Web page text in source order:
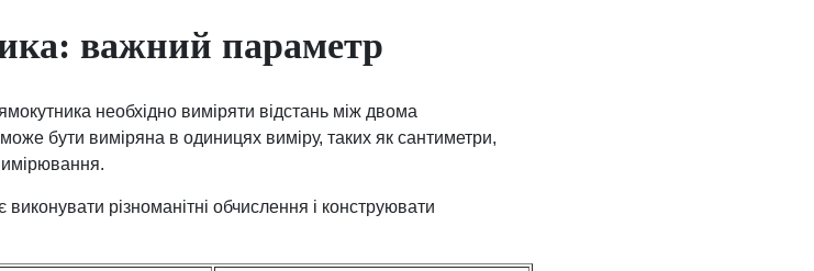
важний параметр
необхідно виміряти відстань між двома
бути виміряна в одиницях виміру, таких як сантиметри,
різноманітні обчислення і конструювати